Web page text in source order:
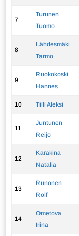
7
Turunen
Tuomo
8
Lähdesmäki
Tarmo
9
Ruokokoski
Hannes
10 Tilli Aleksi
11
Juntunen
Reijo
12
Karakina
Natalia
13
Runonen
Rolf
14
Ometova
Irina